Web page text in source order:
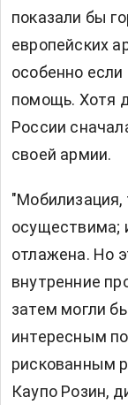
показали бы
европейских
особенно
помощь. Хотя
России
своей армии.
"Мобилизация,
осуществима;
отлажена. Но
внутренние
затем могли
интересным
рискованным
Каупо Розин,